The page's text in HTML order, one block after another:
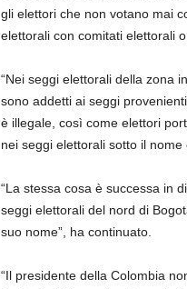
gli elettori che non votano mai
elettorali con comitati elettorali
“Nei seggi elettorali della zona
sono addetti ai seggi
è illegale, così come elettori
nei seggi elettorali sotto il
“La stessa cosa è successa in
seggi elettorali del nord di
suo nome”, ha continuato.
“Il presidente della Colombia